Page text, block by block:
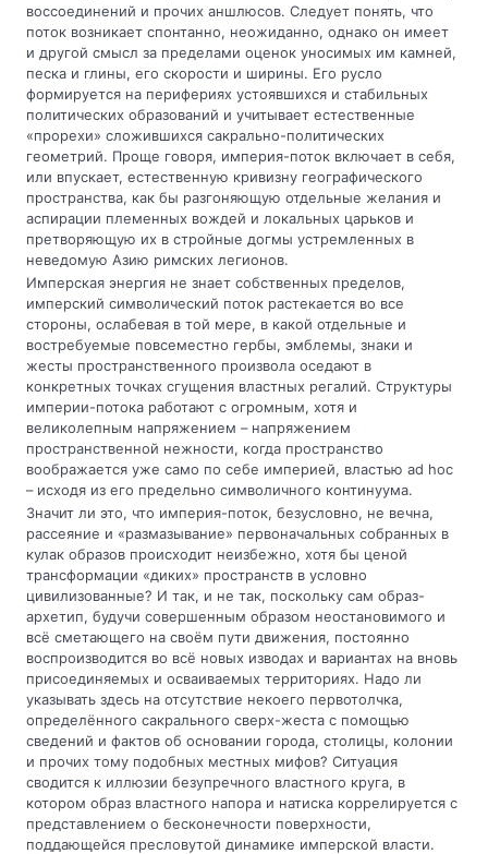
воссоединений и прочих аншлюсов. Следует понять, что
поток возникает спонтанно, неожиданно, однако он имеет
и другой смысл за пределами оценок уносимых им камней,
песка и глины, его скорости и ширины. Его русло
формируется на перифериях устоявшихся и стабильных
политических образований и учитывает естественные
«прорехи» сложившихся сакрально-политических
геометрий. Проще говоря, империя-поток включает в себя,
или впускает, естественную кривизну географического
пространства, как бы разгоняющую отдельные желания и
аспирации племенных вождей и локальных царьков и
претворяющую их в стройные догмы устремленных в
неведомую Азию римских легионов.
Имперская энергия не знает собственных пределов,
имперский символический поток растекается во все
стороны, ослабевая в той мере, в какой отдельные и
востребуемые повсеместно гербы, эмблемы, знаки и
жесты пространственного произвола оседают в
конкретных точках сгущения властных регалий. Структуры
империи-потока работают с огромным, хотя и
великолепным напряжением – напряжением
пространственной нежности, когда пространство
воображается уже само по себе империей, властью ad hoc
– исходя из его предельно символичного континуума.
Значит ли это, что империя-поток, безусловно, не вечна,
рассеяние и «размазывание» первоначальных собранных в
кулак образов происходит неизбежно, хотя бы ценой
трансформации «диких» пространств в условно
цивилизованные? И так, и не так, поскольку сам образ-
архетип, будучи совершенным образом неостановимого и
всё сметающего на своём пути движения, постоянно
воспроизводится во всё новых изводах и вариантах на вновь
присоединяемых и осваиваемых территориях. Надо ли
указывать здесь на отсутствие некоего первотолчка,
определённого сакрального сверх-жеста с помощью
сведений и фактов об основании города, столицы, колонии
и прочих тому подобных местных мифов? Ситуация
сводится к иллюзии безупречного властного круга, в
котором образ властного напора и натиска коррелируется с
представлением о бесконечности поверхности,
поддающейся пресловутой динамике имперской власти.